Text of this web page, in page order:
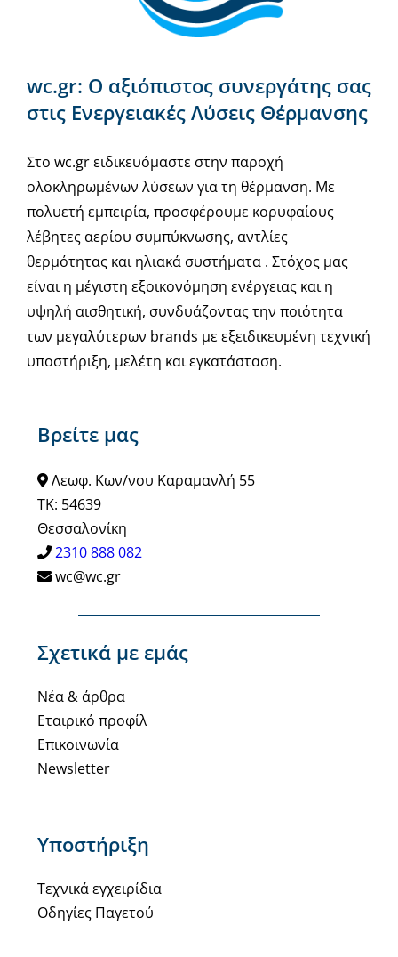
Βρείτε μας
Λεωφ. Κων/νου Καραμανλή 55
ΤΚ: 54639
Θεσσαλονίκη
2310 888 082
wc@wc.gr
Σχετικά με εμάς
Νέα & άρθρα
Εταιρικό προφίλ
Επικοινωνία
Newsletter
Υποστήριξη
Τεχνικά εγχειρίδια
Οδηγίες Παγετού
wc.gr: Ο αξιόπιστος συνεργάτης σας
στις Ενεργειακές Λύσεις Θέρμανσης
Στο wc.gr ειδικευόμαστε στην παροχή
ολοκληρωμένων λύσεων για τη θέρμανση. Με
πολυετή εμπειρία, προσφέρουμε κορυφαίους
λέβητες αερίου συμπύκνωσης, αντλίες
θερμότητας και ηλιακά συστήματα . Στόχος μας
είναι η μέγιστη εξοικονόμηση ενέργειας και η
υψηλή αισθητική, συνδυάζοντας την ποιότητα
των μεγαλύτερων brands με εξειδικευμένη τεχνική
υποστήριξη, μελέτη και εγκατάσταση.